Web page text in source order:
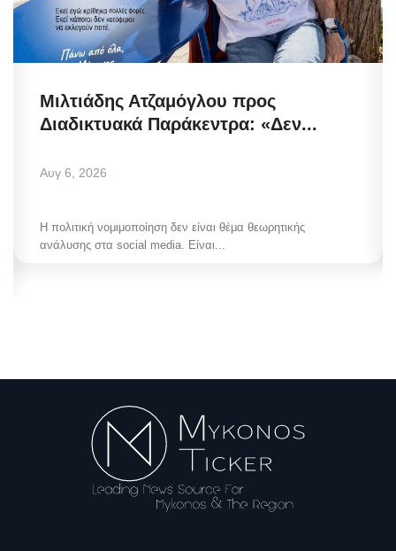
Μιλτιάδης Ατζαμόγλου προς
Διαδικτυακά Παράκεντρα: «Δεν...
Αυγ 6, 2026
Η πολιτική νομιμοποίηση δεν είναι θέμα θεωρητικής
ανάλυσης στα social media. Είναι...